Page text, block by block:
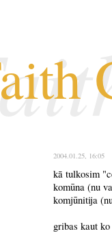
2004.01.25, 16:05
kā tulkosim
komūna (nu
komjūnitija
gribas kaut